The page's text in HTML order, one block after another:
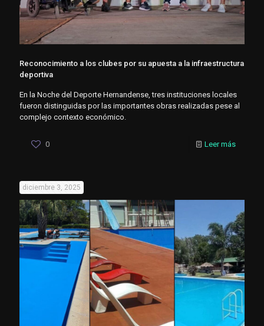
Reconocimiento a los clubes por su apuesta a la infraestructura
deportiva
En la Noche del Deporte Hernandense, tres instituciones locales
fueron distinguidas por las importantes obras realizadas pese al
complejo contexto económico.
0 Leer más
diciembre 3, 2025